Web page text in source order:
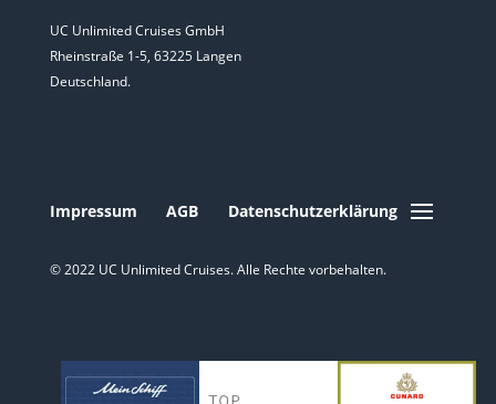
UC Unlimited Cruises GmbH
Rheinstraße 1-5, 63225 Langen
Deutschland.
Impressum AGB Datenschutzerklärung
© 2022 UC Unlimited Cruises. Alle Rechte vorbehalten.